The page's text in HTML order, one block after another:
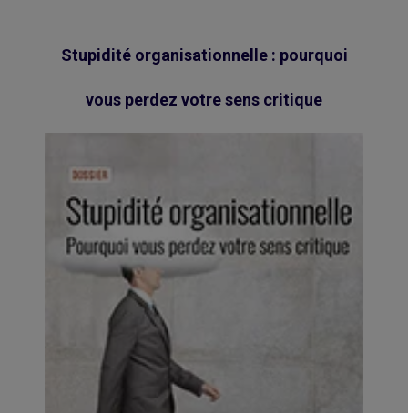
Stupidité organisationnelle : pourquoi
vous perdez votre sens critique